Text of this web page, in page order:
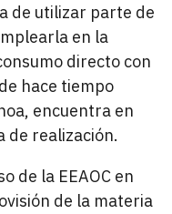
de utilizar parte de
en la
directo con
hace tiempo
encuentra en
de realización.
de la EEAOC en
de la materia